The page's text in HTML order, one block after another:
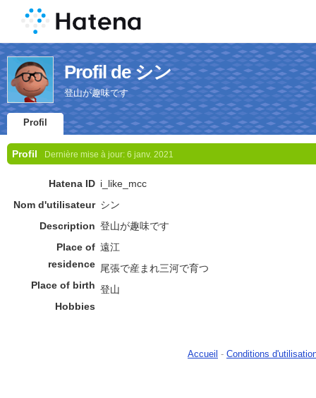
Profil de シン
登山が趣味です
Profil
Profil Dernière mise à jour: 6 janv. 2021
Hatena ID i_like_mcc
Nom d'utilisateur シン
Description 登山が趣味です
Place of
residence
遠江
Place of birth
尾張で産まれ三河で育つ
Hobbies
登山
Accueil - Conditions